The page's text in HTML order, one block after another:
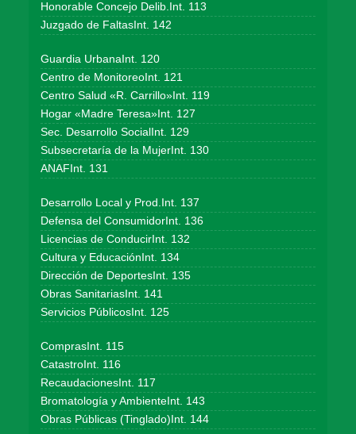
Honorable Concejo Delib.Int. 113
Juzgado de FaltasInt. 142
Guardia UrbanaInt. 120
Centro de MonitoreoInt. 121
Centro Salud «R. Carrillo»Int. 119
Hogar «Madre Teresa»Int. 127
Sec. Desarrollo SocialInt. 129
Subsecretaría de la MujerInt. 130
ANAFInt. 131
Desarrollo Local y Prod.Int. 137
Defensa del ConsumidorInt. 136
Licencias de ConducirInt. 132
Cultura y EducaciónInt. 134
Dirección de DeportesInt. 135
Obras SanitariasInt. 141
Servicios PúblicosInt. 125
ComprasInt. 115
CatastroInt. 116
RecaudacionesInt. 117
Bromatología y AmbienteInt. 143
Obras Públicas (Tinglado)Int. 144